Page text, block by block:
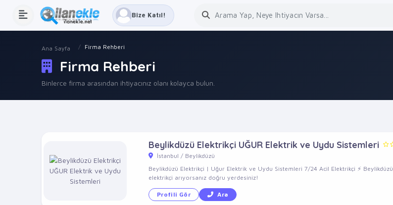
Bize Katıl!
Ana Sayfa Firma Rehberi
Firma Rehberi
Binlerce firma arasından ihtiyacınız olanı kolayca bulun.
Beylikdüzü Elektrikçi UĞUR Elektrik ve Uydu Sistemleri
İstanbul / Beylikdüzü
Beylikdüzü Elektrikçi | Uğur Elektrik ve Uydu Sistemleri 7/24 Acil Elektrikçi ⚡ Beylikdüzü
elektrikçi arıyorsanız doğru yerdesiniz!
Profili Gör Ara